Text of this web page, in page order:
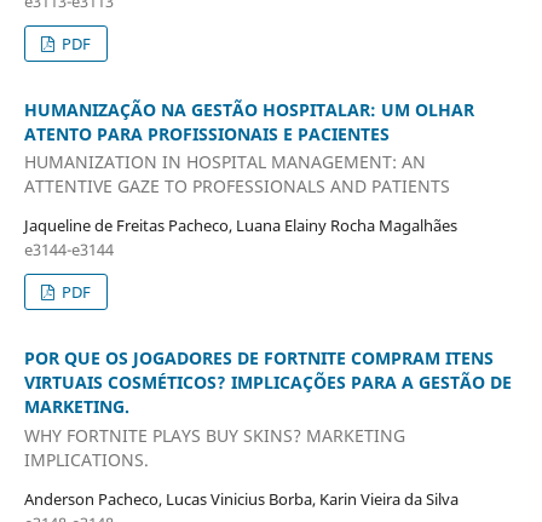
PDF
HUMANIZAÇÃO NA GESTÃO HOSPITALAR: UM OLHAR
ATENTO PARA PROFISSIONAIS E PACIENTES
HUMANIZATION IN HOSPITAL MANAGEMENT: AN
ATTENTIVE GAZE TO PROFESSIONALS AND PATIENTS
Jaqueline de Freitas Pacheco, Luana Elainy Rocha Magalhães
e3144-e3144
PDF
POR QUE OS JOGADORES DE FORTNITE COMPRAM ITENS
VIRTUAIS COSMÉTICOS? IMPLICAÇÕES PARA A GESTÃO DE
MARKETING.
WHY FORTNITE PLAYS BUY SKINS? MARKETING
IMPLICATIONS.
Anderson Pacheco, Lucas Vinicius Borba, Karin Vieira da Silva